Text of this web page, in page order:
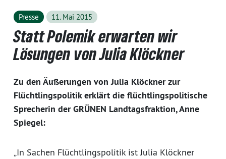
Presse 11. Mai 2015
Statt Polemik erwarten wir
Lösungen von Julia Klöckner
Zu den Äußerungen von Julia Klöckner zur
Flüchtlingspolitik erklärt die flüchtlingspolitische
Sprecherin der GRÜNEN Landtagsfraktion, Anne
Spiegel:
„In Sachen Flüchtlingspolitik ist Julia Klöckner